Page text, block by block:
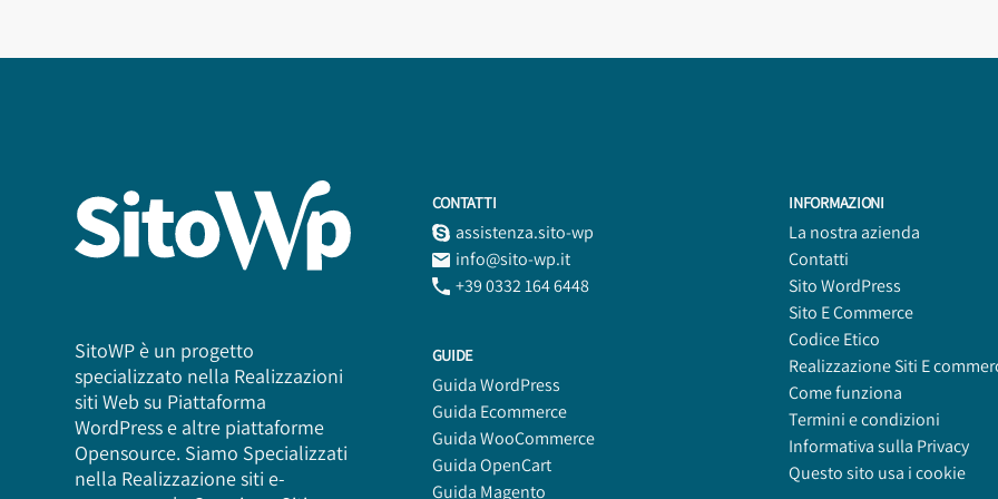
SitoWP è un progetto
specializzato nella Realizzazioni
siti Web su Piattaforma
WordPress e altre piattaforme
Opensource. Siamo Specializzati
nella Realizzazione siti e-
CONTATTI
assistenza.sito-wp
info@sito-wp.it
+39 0332 164 6448
GUIDE
Guida WordPress
Guida Ecommerce
Guida WooCommerce
Guida OpenCart
Guida Magento
INFORMAZIONI
La nostra azienda
Contatti
Sito WordPress
Sito E Commerce
Codice Etico
Realizzazione Siti E
Come funziona
Termini e condizioni
Informativa sulla Privacy
Questo sito usa i cookie